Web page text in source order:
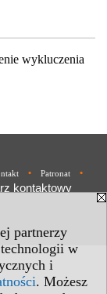
partnerzy
w
i
. Możesz
wykluczenia
• Patronat •
kontaktowy